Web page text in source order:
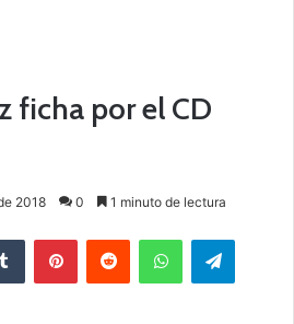
ficha por el CD
2018 0 1 minuto de lectura